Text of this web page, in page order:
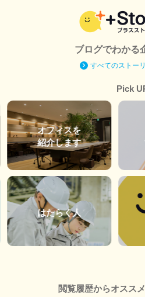
ブログでわかる
すべてのストー
Pick
オフィスを
紹介します
はたらく人
閲覧履歴からオスス